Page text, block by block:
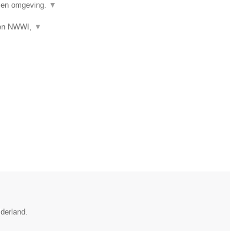
omgeving. ▼
NWWI, ▼